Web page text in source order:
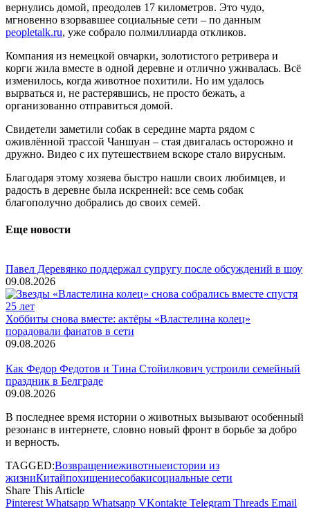
вернулись домой, преодолев 17 километров. Это чудо,
мгновенно взорвавшее социальные сети – по данным
peopletalk.ru, уже собрало полмиллиарда откликов.
Компания из немецкой овчарки, золотистого ретривера и
корги жила вместе в одной деревне и отлично уживалась. Всё
изменилось, когда животное похитили. Но им удалось
вырваться и, не растерявшись, не просто бежать, а
организованно отправиться домой.
Свидетели заметили собак в середине марта рядом с
оживлённой трассой Чаншуан – стая двигалась осторожно и
дружно. Видео с их путешествием вскоре стало вирусным.
Благодаря этому хозяева быстро нашли своих любимцев, и
радость в деревне была искренней: все семь собак
благополучно добрались до своих семей.
Еще новости
Павел Деревянко поддержал супругу после обсуждений в шоу
09.08.2026
Хоббиты снова вместе: актёры «Властелина колец»
порадовали фанатов в сети
09.08.2026
Как Федор Федотов и Тина Стойилкович устроили семейный
праздник в Белграде
09.08.2026
В последнее время истории о животных вызывают особенный
резонанс в интернете, словно новый фронт в борьбе за добро
и верность.
TAGGED:Возвращениеживотныеистории из
жизниКитайпохищениесобакисоциальные сети
Share This Article
Pinterest Whatsapp Whatsapp VKontakte Telegram Threads Email